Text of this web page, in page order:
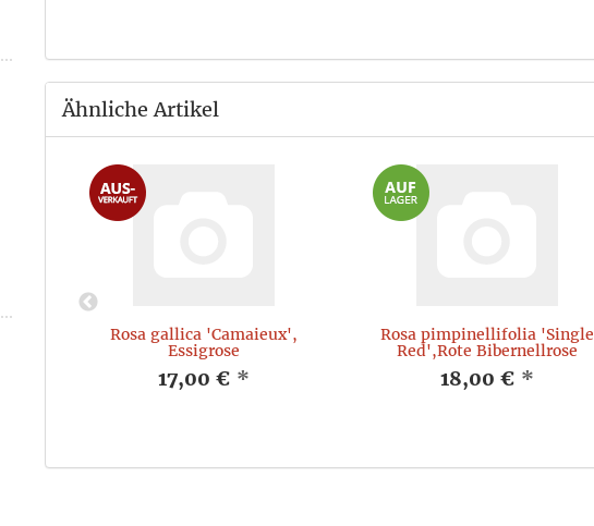
Ähnliche Artikel
Rosa gallica 'Camaieux',
Essigrose
17,00 € *
Rosa pimpinellifolia 'Single
Red',Rote Bibernellrose
18,00 € *